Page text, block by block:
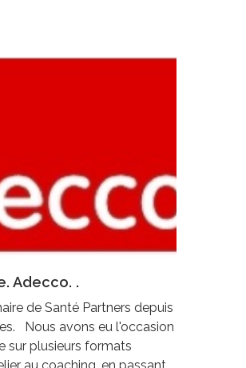
Adecco. .
de Santé Partners depuis
Nous avons eu l'occasion
sur plusieurs formats
au coaching, en passant